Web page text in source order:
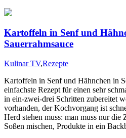
Kartoffeln in Senf und
Sauerrahmsauce
Kulinar TV,Rezepte
Kartoffeln in Senf und Hähnchen in
einfachste Rezept für einen sehr
in ein-zwei-drei Schritten zubereitet
vorhanden, der Kochvorgang ist
Herd stehen muss: man muss nur die
Soßen mischen, Produkte in ein